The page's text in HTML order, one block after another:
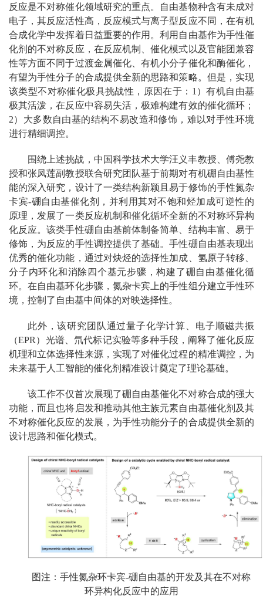
反应是不对称催化领域研究的重点。自由基物种含有未成对
电子，其反应活性高，反应模式与离子型反应不同，在有机
合成化学中发挥着日益重要的作用。利用自由基作为手性催
化剂的不对称反应，在反应机制、催化模式以及官能团兼容
性等方面不同于过渡金属催化、有机小分子催化和酶催化，
有望为手性分子的合成提供全新的思路和策略。但是，实现
该类型不对称催化极具挑战性，原因在于：1）有机自由基
极其活泼，在反应中容易失活，极难构建有效的催化循环；
2）大多数自由基的结构不易改造和修饰，难以对手性环境
进行精细调控。
围绕上述挑战，中国科学技术大学汪义丰教授、傅尧教
授和张凤莲副教授联合研究团队基于前期对有机硼自由基性
能的深入研究，设计了一类结构新颖且易于修饰的手性氮杂
卡宾-硼自由基催化剂，并利用其对不饱和烃加成可逆性的
原理，发展了一类反应机制和催化循环全新的不对称环异构
化反应。该类手性硼自由基前体制备简单、结构丰富、易于
修饰，为反应的手性调控提供了基础。手性硼自由基表现出
优秀的催化功能，通过对炔烃的选择性加成、氢原子转移、
分子内环化和消除四个基元步骤，构建了硼自由基催化循
环。在自由基环化步骤，氮杂卡宾上的手性组分建立手性环
境，控制了自由基中间体的对映选择性。
此外，该研究团队通过量子化学计算、电子顺磁共振
（EPR）光谱、氘代标记实验等多种手段，阐释了催化反应
机理和立体选择性来源，实现了对催化过程的精准调控，为
未来基于人工智能的催化剂精准设计奠定了理论基础。
该工作不仅首次展现了硼自由基催化不对称合成的强大
功能，而且也将启发和推动其他主族元素自由基催化剂及其
不对称催化反应的发展，为手性功能分子的合成提供全新的
设计思路和催化模式。
图注：手性氮杂环卡宾-硼自由基的开发及其在不对称
环异构化反应中的应用